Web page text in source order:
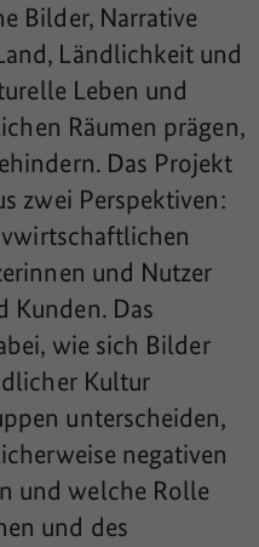
Bilder, Narrative
Ländlichkeit und
Leben und
Räumen prägen,
Das Projekt
zwei Perspektiven:
und Nutzer
Kunden. Das
wie sich Bilder
Kultur
unterscheiden,
negativen
und welche Rolle
und des